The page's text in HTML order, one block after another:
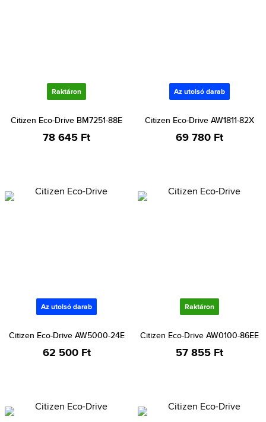
Raktáron
Citizen Eco-Drive BM7251-88E
78 645 Ft
Az utolsó darab
Citizen Eco-Drive AW1811-82X
69 780 Ft
Az utolsó darab
Citizen Eco-Drive AW5000-24E
62 500 Ft
Raktáron
Citizen Eco-Drive AW0100-86EE
57 855 Ft